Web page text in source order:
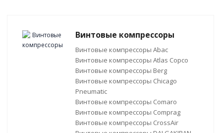
Винтовые компрессоры
Винтовые компрессоры Abac
Винтовые компрессоры Atlas Copco
Винтовые компрессоры Berg
Винтовые компрессоры Chicago
Pneumatic
Винтовые компрессоры Comaro
Винтовые компрессоры Comprag
Винтовые компрессоры CrossAir